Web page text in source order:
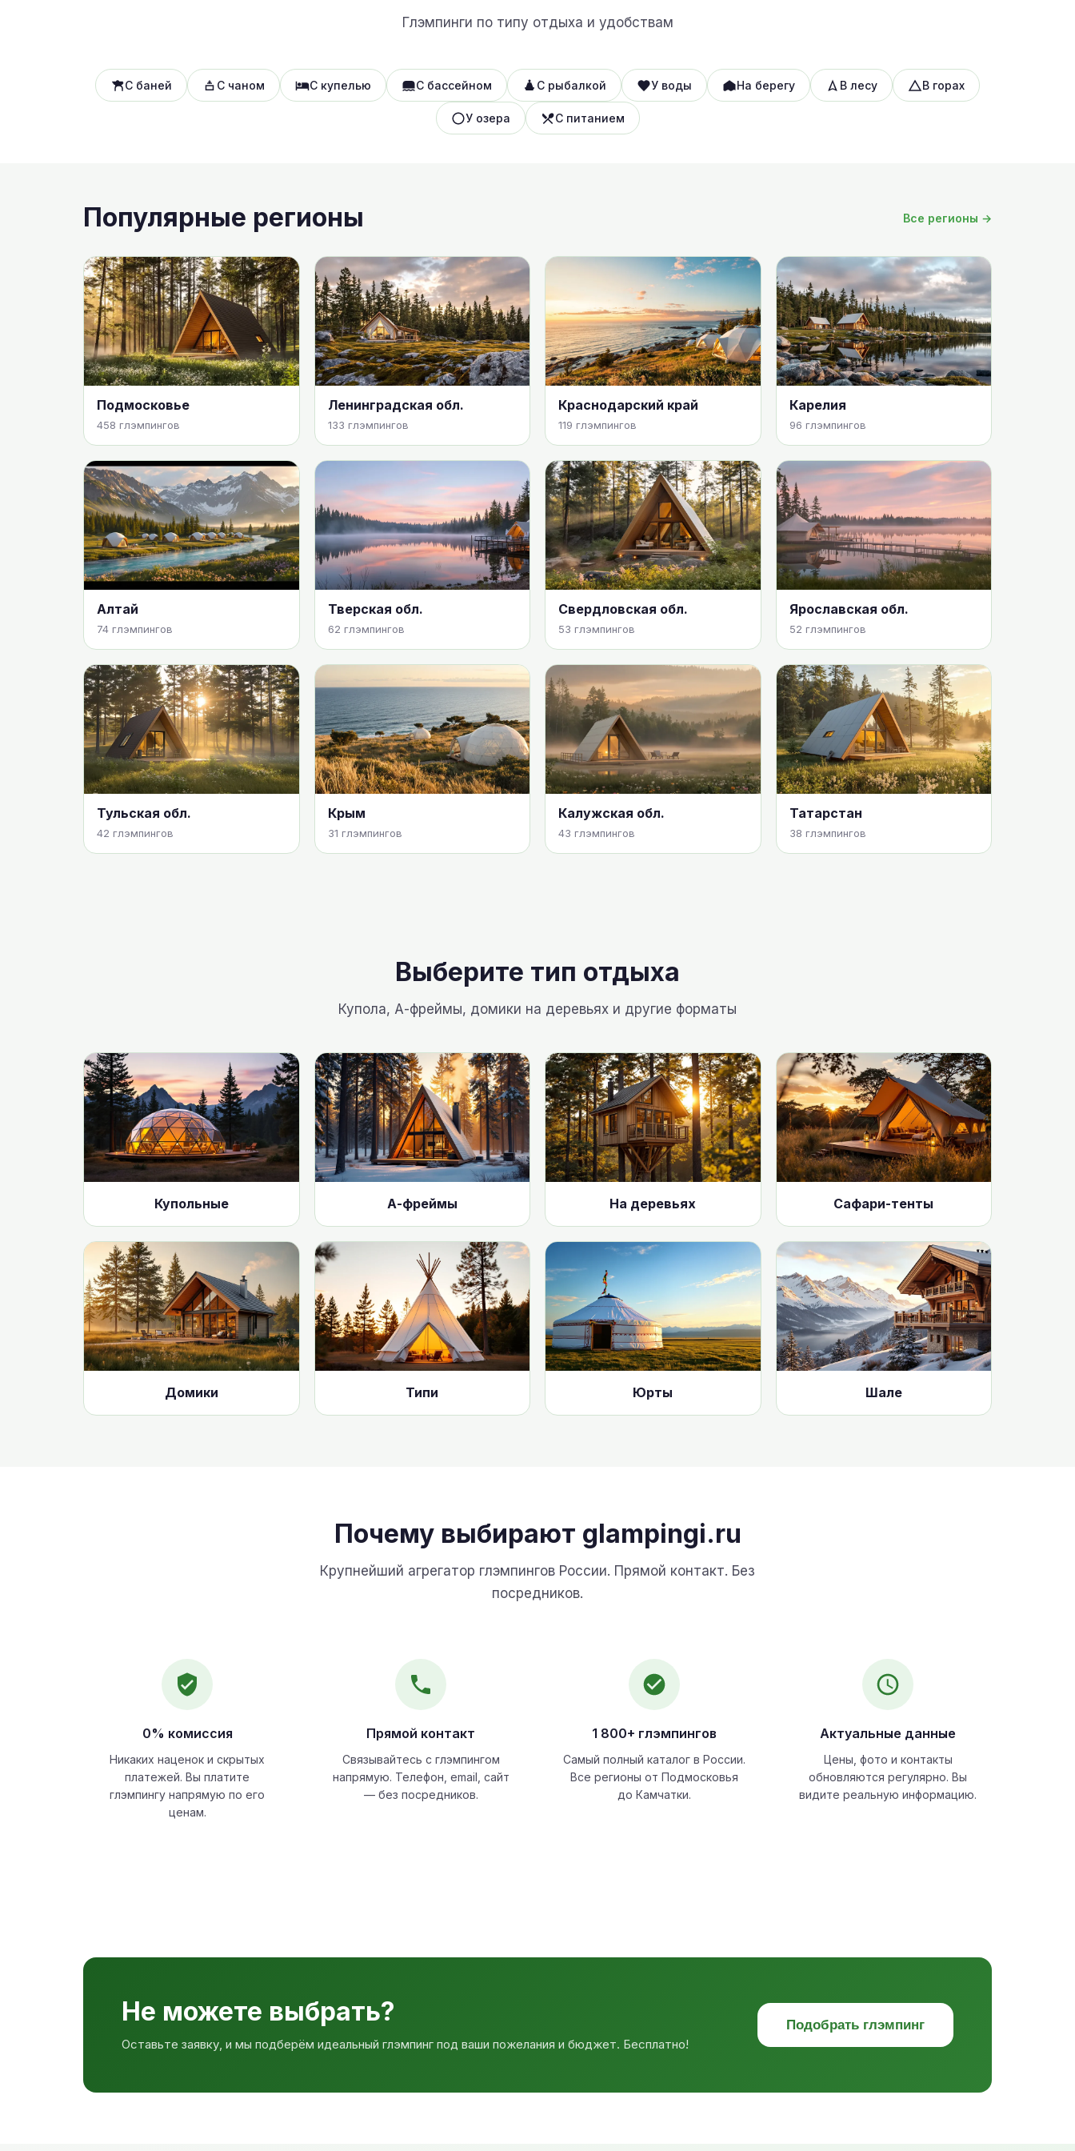
Глэмпинги по типу отдыха и удобствам
С баней С чаном С купелью С бассейном С рыбалкой У воды На берегу В лесу В горах
У озера С питанием
Популярные регионы Все регионы →
Подмосковье
458 глэмпингов
Ленинградская обл.
133 глэмпингов
Краснодарский край
119 глэмпингов
Карелия
96 глэмпингов
Алтай
74 глэмпингов
Тверская обл.
62 глэмпингов
Свердловская обл.
53 глэмпингов
Ярославская обл.
52 глэмпингов
Тульская обл.
42 глэмпингов
Крым
31 глэмпингов
Калужская обл.
43 глэмпингов
Татарстан
38 глэмпингов
Выберите тип отдыха
Купола, А-фреймы, домики на деревьях и другие форматы
Купольные А-фреймы На деревьях Сафари-тенты
Домики Типи Юрты Шале
Почему выбирают glampingi.ru
Крупнейший агрегатор глэмпингов России. Прямой контакт. Без
посредников.
0% комиссия
Никаких наценок и скрытых
платежей. Вы платите
глэмпингу напрямую по его
ценам.
Прямой контакт
Связывайтесь с глэмпингом
напрямую. Телефон, email, сайт
— без посредников.
1 800+ глэмпингов
Самый полный каталог в России.
Все регионы от Подмосковья
до Камчатки.
Актуальные данные
Цены, фото и контакты
обновляются регулярно. Вы
видите реальную информацию.
Не можете выбрать?
Оставьте заявку, и мы подберём идеальный глэмпинг под ваши пожелания и бюджет. Бесплатно!
Подобрать глэмпинг